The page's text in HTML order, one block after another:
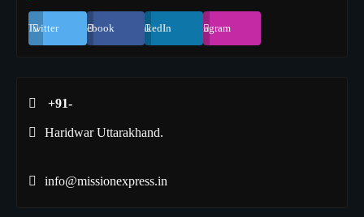
Twitter Facebook LinkedIn Instagram
+91-
Haridwar Uttarakhand.
info@missionexpress.in